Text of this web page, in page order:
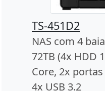
TS-451D2
NAS com 4
72TB (4x HDD
Core, 2x
4x USB 3.2